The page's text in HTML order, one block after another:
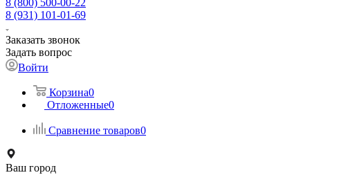
8 (800) 500-00-22
8 (931) 101-01-69
Заказать звонок
Задать вопрос
Войти
Корзина0
Отложенные0
Сравнение товаров0
Ваш город